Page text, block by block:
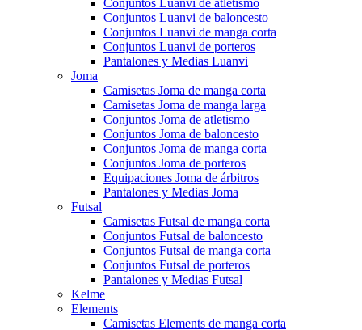
Conjuntos Luanvi de atletismo
Conjuntos Luanvi de baloncesto
Conjuntos Luanvi de manga corta
Conjuntos Luanvi de porteros
Pantalones y Medias Luanvi
Joma
Camisetas Joma de manga corta
Camisetas Joma de manga larga
Conjuntos Joma de atletismo
Conjuntos Joma de baloncesto
Conjuntos Joma de manga corta
Conjuntos Joma de porteros
Equipaciones Joma de árbitros
Pantalones y Medias Joma
Futsal
Camisetas Futsal de manga corta
Conjuntos Futsal de baloncesto
Conjuntos Futsal de manga corta
Conjuntos Futsal de porteros
Pantalones y Medias Futsal
Kelme
Elements
Camisetas Elements de manga corta